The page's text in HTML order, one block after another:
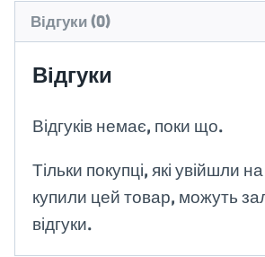
Відгуки (0)
Відгуки
Відгуків немає, поки що.
Тільки покупці, які увійшли
купили цей товар, можуть
відгуки.